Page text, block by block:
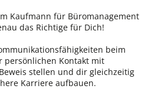
Kaufmann für Büromanagement
das Richtige für Dich!
beim
persönlichen Kontakt mit
stellen und dir gleichzeitig
Karriere aufbauen.